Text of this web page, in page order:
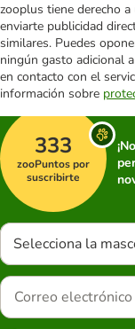
zooplus tiene derecho
enviarte publicidad
similares. Puedes
ningún gasto adicional
en contacto con el
información sobre
333
zooPuntos por
suscribirte
Selecciona la